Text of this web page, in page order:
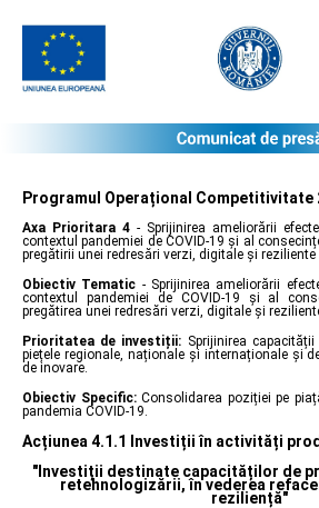
Programul Operațional Competitivitate
Axa Prioritara 4 - Sprijinirea ameliorării
contextul pandemiei de COVID-19 și al
pregătirii unei redresări verzi, digitale și reziliente
Obiectiv Tematic - Sprijinirea ameliorării
contextul pandemiei de COVID-19 și al
pregătirea unei redresări verzi, digitale și
Prioritatea de investiții: Sprijinirea
piețele regionale, naționale și internaționale și
de inovare.
Obiectiv Specific:Consolidarea poziției pe
pandemia COVID-19.
Acțiunea 4.1.1 Investiții în activități
"Investiții destinate capacităților de
retehnologizării, în vederea
reziliență"